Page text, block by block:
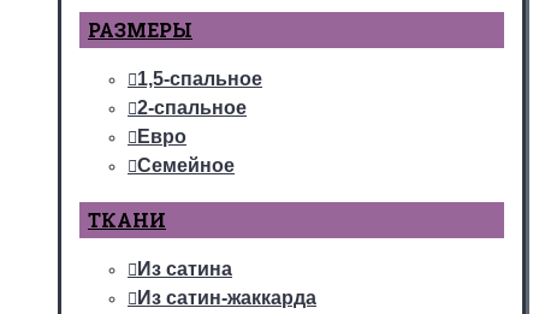
РАЗМЕРЫ
1,5-спальное
2-спальное
Евро
Семейное
ТКАНИ
Из сатина
Из сатин-жаккарда